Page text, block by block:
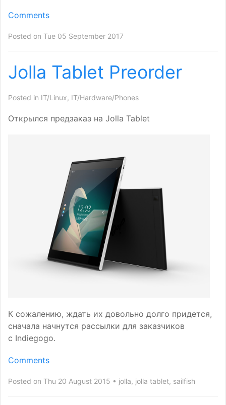
Comments
Posted on Tue 05 September 2017
Jolla Tablet Preorder
Posted in IT/Linux, IT/Hardware/Phones
Открылся предзаказ на Jolla Tablet
К сожалению, ждать их довольно долго придется,
сначала начнутся рассылки для заказчиков
с Indiegogo.
Comments
Posted on Thu 20 August 2015 jolla, jolla tablet, sailfish